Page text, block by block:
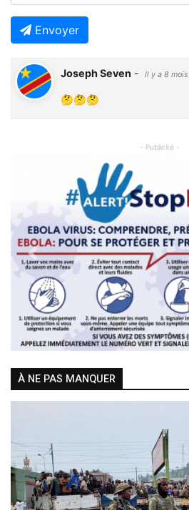
Envoyer
Joseph Seven - Il y a 8 mois
🤔🤔🤔
- Publicité -
Previous
À NE PAS MANQUER